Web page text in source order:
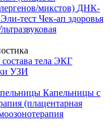
микстов) ДНК-
Эли-тест Чек-ап здоровья
тела ЭКГ
УЗИ
Капельницы с
(плацентарная